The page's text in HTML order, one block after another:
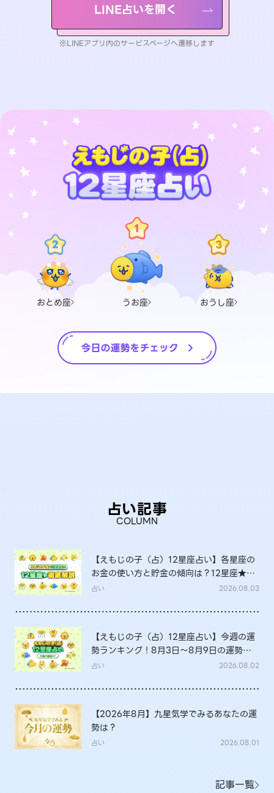
LINE占いを開く
※LINEアプリ内のサービスページへ遷移します
おとめ座 うお座 おうし座
占い記事
COLUMN
【えもじの子（占）12星座占い】各星座の
お金の使い方と貯金の傾向は？12星座★徹
底解説
占い 2026.08.03
【えもじの子（占）12星座占い】今週の運
勢ランキング！8月3日～8月9日の運勢
は？
占い 2026.08.02
【2026年8月】九星気学でみるあなたの運
勢は？
占い 2026.08.01
記事一覧